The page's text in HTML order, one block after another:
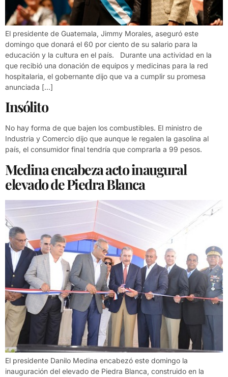
El presidente de Guatemala, Jimmy Morales, aseguró este
domingo que donará el 60 por ciento de su salario para la
educación y la cultura en el país. Durante una actividad en la
que recibió una donación de equipos y medicinas para la red
hospitalaria, el gobernante dijo que va a cumplir su promesa
anunciada […]
Insólito
No hay forma de que bajen los combustibles. El ministro de
Industria y Comercio dijo que aunque le regalen la gasolina al
país, el consumidor final tendría que comprarla a 99 pesos.
Medina encabeza acto inaugural
elevado de Piedra Blanca
El presidente Danilo Medina encabezó este domingo la
inauguración del elevado de Piedra Blanca, construido en la